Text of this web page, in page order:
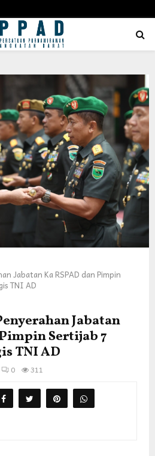
Jabatan Ka RSPAD dan Pimpin
TNI AD
Jabatan
Sertijab 7
TNI AD
0 311